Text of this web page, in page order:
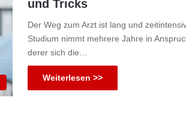
und Tricks
Der Weg zum Arzt ist lang und
Studium nimmt mehrere Jahre in
derer sich die…
Weiterlesen >>